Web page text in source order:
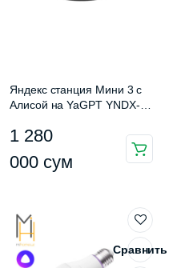
Яндекс станция Мини 3 с
Алисой на YaGPT YNDX-
1 280
000 сум
Сравнить